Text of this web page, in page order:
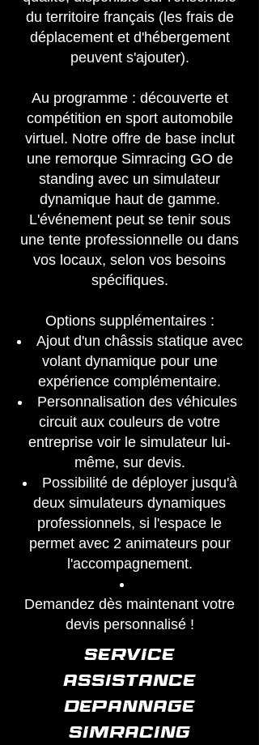
du territoire français (les frais de
déplacement et d'hébergement
peuvent s'ajouter).
Au programme : découverte et
compétition en sport automobile
virtuel. Notre offre de base inclut
une remorque Simracing GO de
standing avec un simulateur
dynamique haut de gamme.
L'événement peut se tenir sous
une tente professionnelle ou dans
vos locaux, selon vos besoins
spécifiques.
Options supplémentaires :
Ajout d'un châssis statique avec
volant dynamique pour une
expérience complémentaire.
Personnalisation des véhicules
circuit aux couleurs de votre
entreprise voir le simulateur lui-
même, sur devis.
Possibilité de déployer jusqu'à
deux simulateurs dynamiques
professionnels, si l'espace le
permet avec 2 animateurs pour
l'accompagnement.
Demandez dès maintenant votre
devis personnalisé !
SERVICE
ASSISTANCE
DEPANNAGE
SIMRACING